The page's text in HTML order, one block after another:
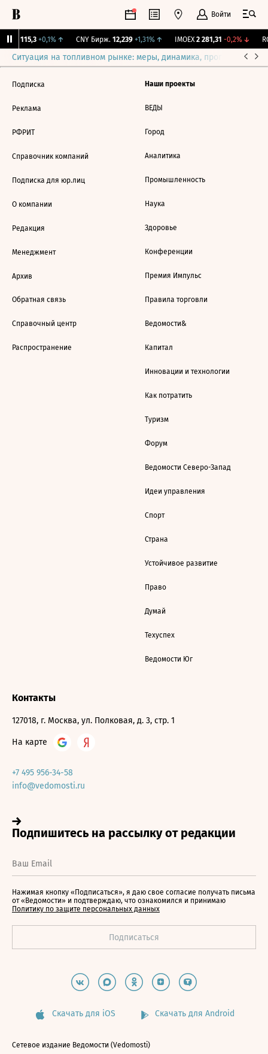
Войти
115,3 +0,1%↑ CNY Бирж. 12,239 +1,31%↑ IMOEX 2 281,31 -0,2%↓
Ситуация на топливном рынке: меры, динамика, прогнозы
Подписка
Реклама
РФРИТ
Справочник компаний
Подписка для юр.лиц
О компании
Редакция
Менеджмент
Архив
Обратная связь
Справочный центр
Распространение
Наши проекты
ВЕДЫ
Город
Аналитика
Промышленность
Наука
Здоровье
Конференции
Премия Импульс
Правила торговли
Ведомости&
Капитал
Инновации и технологии
Как потратить
Туризм
Форум
Ведомости Северо-Запад
Идеи управления
Спорт
Страна
Устойчивое развитие
Право
Думай
Техуспех
Ведомости Юг
Контакты
127018, г. Москва, ул. Полковая, д. 3, стр. 1
На карте
+7 495 956-34-58
info@vedomosti.ru
Нажимая кнопку «Подписаться», я даю свое согласие получать письма
от «Ведомости» и подтверждаю, что ознакомился и принимаю
Политику по защите персональных данных
Скачать для iOS Скачать для Android
Сетевое издание Ведомости (Vedomosti)